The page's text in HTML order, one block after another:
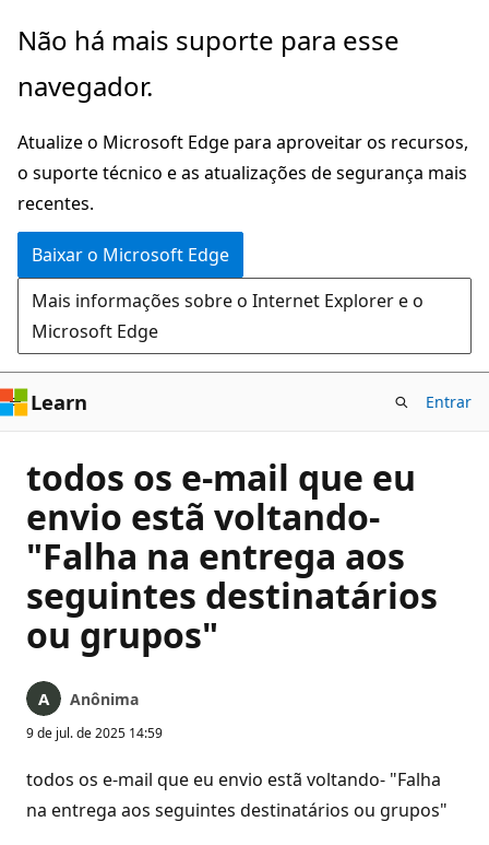
Pular
o
principal
Não há mais suporte para esse
navegador.
Atualize o Microsoft Edge para aproveitar os recursos,
o suporte técnico e as atualizações de segurança mais
recentes.
Baixar o Microsoft Edge
Mais informações sobre o Internet Explorer e o
Microsoft Edge
Learn Entrar
todos os e-mail que eu
envio estã voltando-
"Falha na entrega aos
seguintes destinatários
ou grupos"
Anônima
9 de jul. de 2025 14:59
todos os e-mail que eu envio estã voltando- "Falha
na entrega aos seguintes destinatários ou grupos"